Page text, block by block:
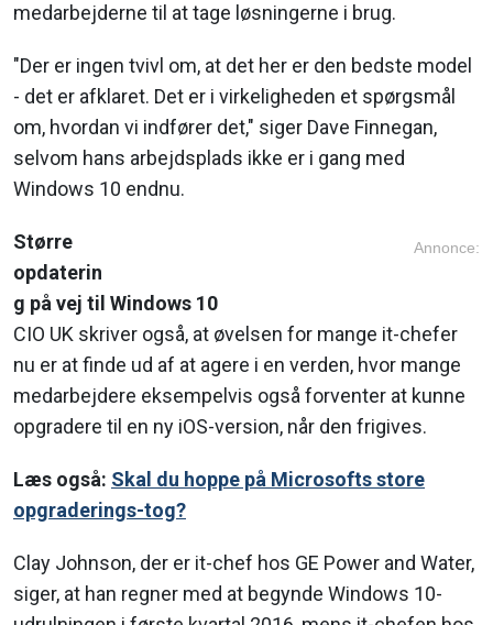
medarbejderne til at tage løsningerne i brug.
"Der er ingen tvivl om, at det her er den bedste model
- det er afklaret. Det er i virkeligheden et spørgsmål
om, hvordan vi indfører det," siger Dave Finnegan,
selvom hans arbejdsplads ikke er i gang med
Windows 10 endnu.
Annonce:
Større
opdaterin
g på vej til Windows 10
CIO UK skriver også, at øvelsen for mange it-chefer
nu er at finde ud af at agere i en verden, hvor mange
medarbejdere eksempelvis også forventer at kunne
opgradere til en ny iOS-version, når den frigives.
Læs også: Skal du hoppe på Microsofts store
opgraderings-tog?
Clay Johnson, der er it-chef hos GE Power and Water,
siger, at han regner med at begynde Windows 10-